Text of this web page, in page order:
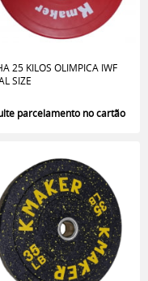
25 KILOS OLIMPICA IWF
SIZE